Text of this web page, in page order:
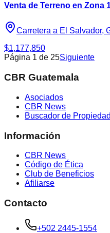
Venta de Terreno en Zona
Carretera a El Salvador,
$1,177,850
Página 1 de 25Siguiente
CBR Guatemala
Asociados
CBR News
Buscador de
Información
CBR News
Código de Ética
Club de Beneficios
Afiliarse
Contacto
+502 2445-1554